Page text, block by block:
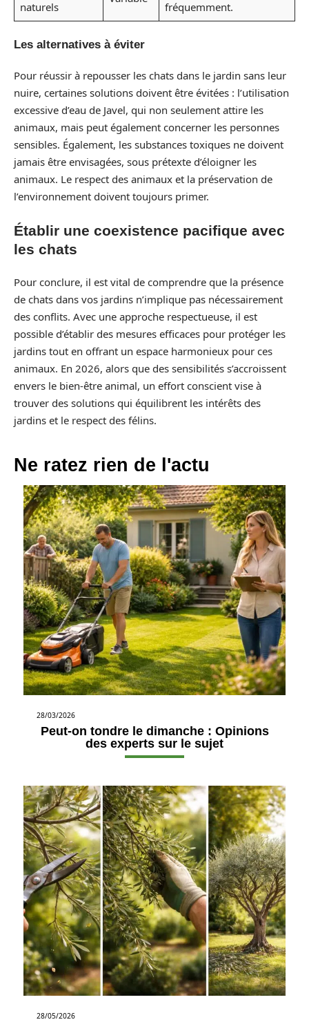
naturels fréquemment.
Les alternatives à éviter
Pour réussir à repousser les chats dans le jardin sans leur
nuire, certaines solutions doivent être évitées : l’utilisation
excessive d’eau de Javel, qui non seulement attire les
animaux, mais peut également concerner les personnes
sensibles. Également, les substances toxiques ne doivent
jamais être envisagées, sous prétexte d’éloigner les
animaux. Le respect des animaux et la préservation de
l’environnement doivent toujours primer.
Établir une coexistence pacifique avec
les chats
Pour conclure, il est vital de comprendre que la présence
de chats dans vos jardins n’implique pas nécessairement
des conflits. Avec une approche respectueuse, il est
possible d’établir des mesures efficaces pour protéger les
jardins tout en offrant un espace harmonieux pour ces
animaux. En 2026, alors que des sensibilités s’accroissent
envers le bien-être animal, un effort conscient vise à
trouver des solutions qui équilibrent les intérêts des
jardins et le respect des félins.
Ne ratez rien de l'actu
28/03/2026
Peut-on tondre le dimanche : Opinions
des experts sur le sujet
28/05/2026